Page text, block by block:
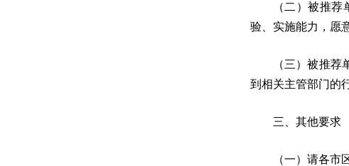
（二）被推
验、实施能力，愿
（三）被推
到相关主管部门的
三、其他要求
（一）请各